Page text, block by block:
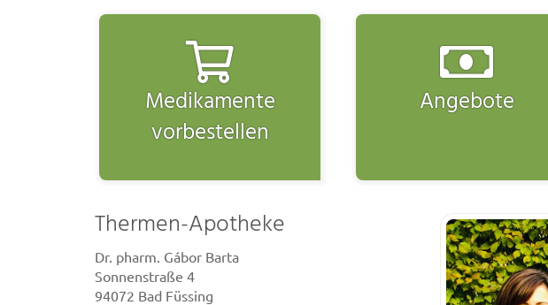
Medikamente
vorbestellen
Angebote
Thermen-Apotheke
Dr. pharm. Gábor Barta
Sonnenstraße 4
94072 Bad Füssing